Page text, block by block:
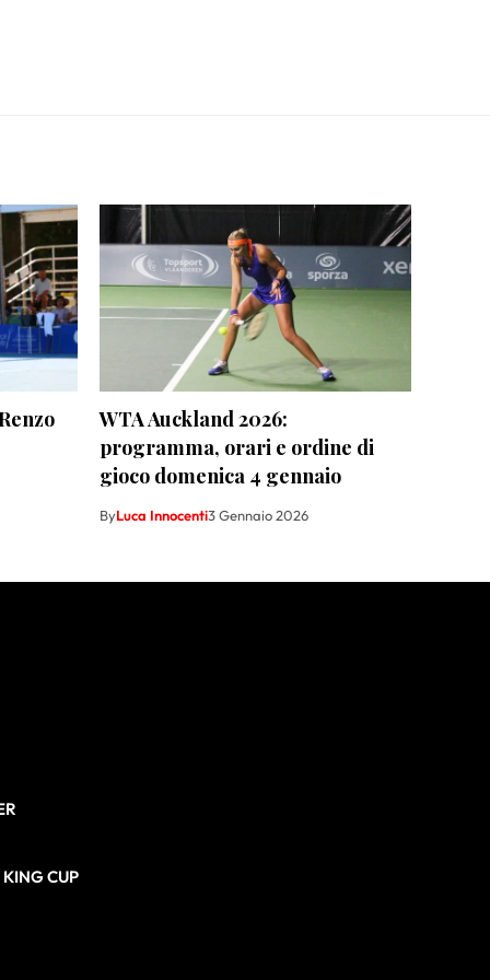
WTA Auckland 2026:
programma, orari e ordine di
gioco domenica 4 gennaio
ByLuca Innocenti3 Gennaio 2026
CUP